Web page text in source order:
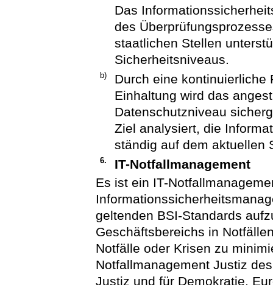
Das
des
staatlichen Stellen
Sicherheitsniveaus.
b)
Durch eine kontinuierliche
Einhaltung wird das
Datenschutzniveau
Ziel analysiert, die
ständig auf dem aktuellen
6.
IT-Notfallmanagement
Es ist ein IT-
geltenden BSI-Standards
Geschäftsbereichs in
Notfälle oder Krisen zu
Notfallmanagement Justiz
Justiz und für Demokratie,